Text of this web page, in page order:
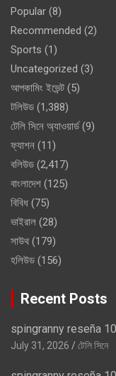
Popular (8)
Recommended (2)
Sports (1)
Uncategorized (3)
আপকামিং ইভেন্ট (5)
টলিউড (1,388)
টেলি সিনে অ্যাওয়ার্ড(9)
ফ্যাশন (11)
বলিউড (2,417)
বাংলাদেশ (125)
বিবিধ (75)
ভাইরাল (28)
সাউথ (179)
হলিউড (156)
Recent Posts
spingranny reseña
July 31, 2026 টেলি সিনে